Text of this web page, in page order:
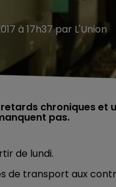
à 17h37 par L'Union
chroniques et
pas.
de lundi.
de transport aux